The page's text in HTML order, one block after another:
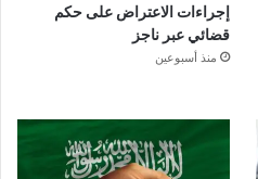
إجراءات الاعتراض على حكم
قضائي عبر ناجز
منذ أسبوعين